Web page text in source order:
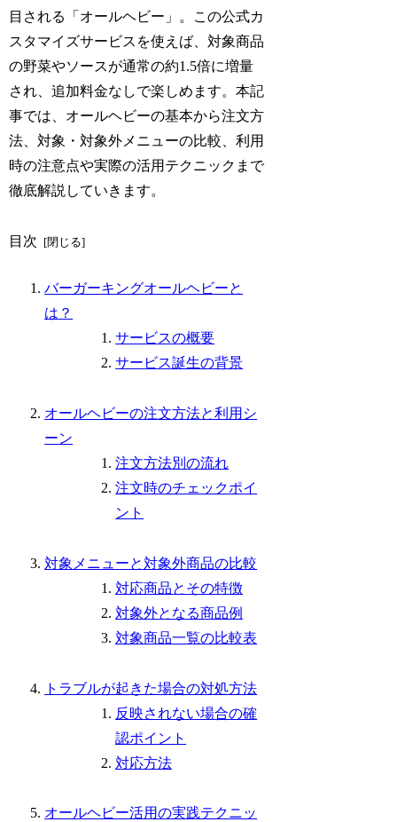
目される「オールヘビー」。この公式カ
スタマイズサービスを使えば、対象商品
の野菜やソースが通常の約1.5倍に増量
され、追加料金なしで楽しめます。本記
事では、オールヘビーの基本から注文方
法、対象・対象外メニューの比較、利用
時の注意点や実際の活用テクニックまで
徹底解説していきます。
目次
バーガーキングオールヘビーと
は？
サービスの概要
サービス誕生の背景
オールヘビーの注文方法と利用シ
ーン
注文方法別の流れ
注文時のチェックポイ
ント
対象メニューと対象外商品の比較
対応商品とその特徴
対象外となる商品例
対象商品一覧の比較表
トラブルが起きた場合の対処方法
反映されない場合の確
認ポイント
対応方法
オールヘビー活用の実践テクニッ